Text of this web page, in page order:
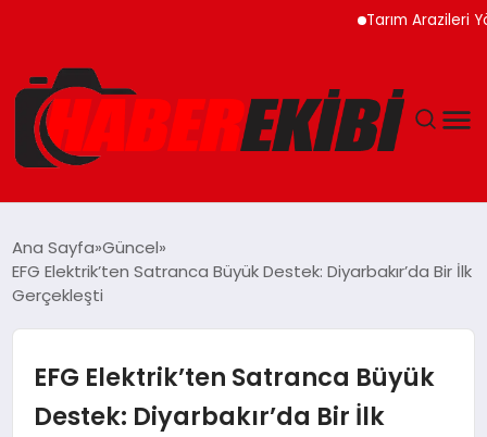
Tarım Arazileri
GÜNCEL
Ana Sayfa Güncel
EFG Elektrik’ten Satranca Büyük Destek: Diyarbakır’da Bir İlk
Gerçekleşti
EFG Elektrik’ten Satranca Büyük
Destek: Diyarbakır’da Bir İlk